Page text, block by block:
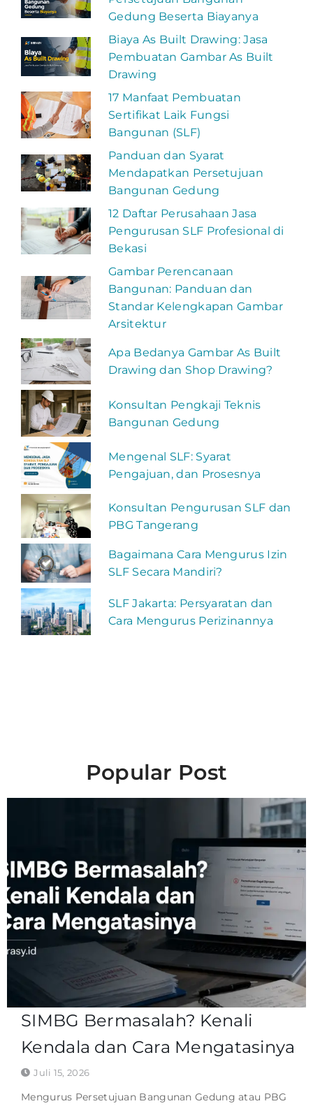
Gedung Beserta Biayanya
Biaya As Built Drawing: Jasa
Pembuatan Gambar As Built
Drawing
17 Manfaat Pembuatan
Sertifikat Laik Fungsi
Bangunan (SLF)
Panduan dan Syarat
Mendapatkan Persetujuan
Bangunan Gedung
12 Daftar Perusahaan Jasa
Pengurusan SLF Profesional di
Bekasi
Gambar Perencanaan
Bangunan: Panduan dan
Standar Kelengkapan Gambar
Arsitektur
Apa Bedanya Gambar As Built
Drawing dan Shop Drawing?
Konsultan Pengkaji Teknis
Bangunan Gedung
Mengenal SLF: Syarat
Pengajuan, dan Prosesnya
Konsultan Pengurusan SLF dan
PBG Tangerang
Bagaimana Cara Mengurus Izin
SLF Secara Mandiri?
SLF Jakarta: Persyaratan dan
Cara Mengurus Perizinannya
Popular Post
SIMBG Bermasalah? Kenali
Kendala dan Cara Mengatasinya
Juli 15, 2026
Mengurus Persetujuan Bangunan Gedung atau PBG